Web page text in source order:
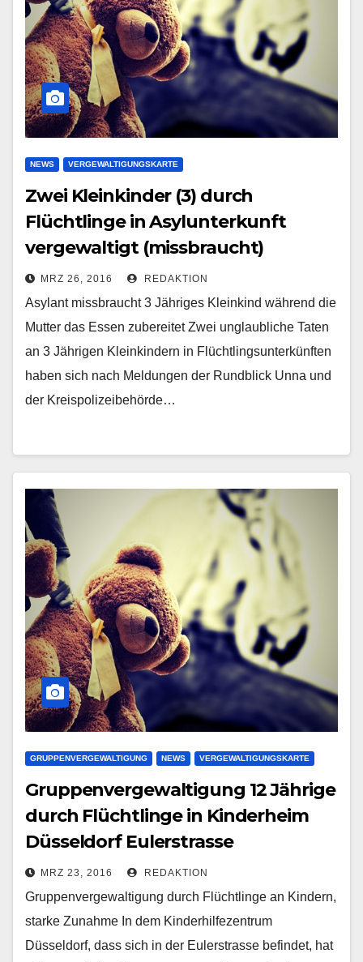
NEWS VERGEWALTIGUNGSKARTE
Zwei Kleinkinder (3) durch
Flüchtlinge in Asylunterkunft
vergewaltigt (missbraucht)
MRZ 26, 2016 REDAKTION
Asylant missbraucht 3 Jähriges Kleinkind während die
Mutter das Essen zubereitet Zwei unglaubliche Taten
an 3 Jährigen Kleinkindern in Flüchtlingsunterkünften
haben sich nach Meldungen der Rundblick Unna und
der Kreispolizeibehörde…
GRUPPENVERGEWALTIGUNG NEWS VERGEWALTIGUNGSKARTE
Gruppenvergewaltigung 12 Jährige
durch Flüchtlinge in Kinderheim
Düsseldorf Eulerstrasse
MRZ 23, 2016 REDAKTION
Gruppenvergewaltigung durch Flüchtlinge an Kindern,
starke Zunahme In dem Kinderhilfezentrum
Düsseldorf, dass sich in der Eulerstrasse befindet, hat